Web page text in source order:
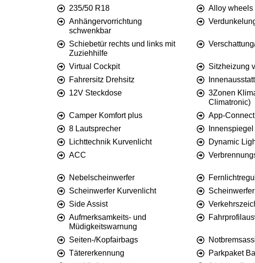
235/50 R18
Alloy wheels
Anhängervorrichtung
schwenkbar
Schiebetür rechts und links mit
Zuziehhilfe
Virtual Cockpit Sitzheizung
Fahrersitz Drehsitz
12V Steckdose
3Zonen
Climatronic)
Camper Komfort plus App-
8 Lautsprecher
Lichttechnik Kurvenlicht
Dynamic
ACC
Nebelscheinwerfer
Scheinwerfer Kurvenlicht
Side Assist
Aufmerksamkeits- und
Müdigkeitswarnung
Seiten-/Kopfairbags
Tätererkennung
Parkpaket